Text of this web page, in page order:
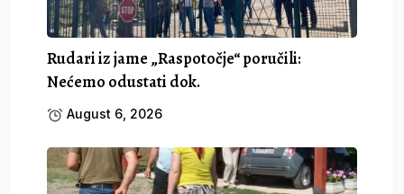
Rudari iz jame „Raspotočje“ poručili:
Nećemo odustati dok.
August 6, 2026